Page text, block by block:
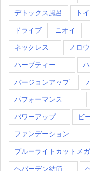
デトックス風呂 ト
ドライブ ニオイ
ネックレス ノロ
ハーブティー
バージョンアップ
パフォーマンス
パワーアップ ビ
ファンデーション
ブルーライトカットメ
ヘパーデン結節